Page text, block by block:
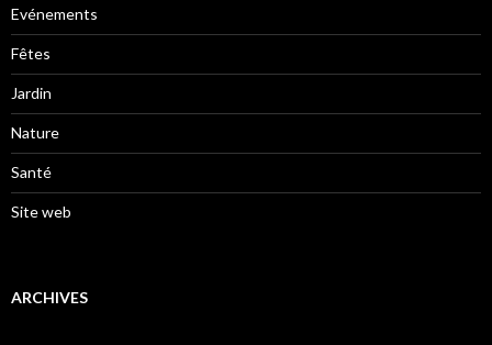
Evénements
Fêtes
Jardin
Nature
Santé
Site web
ARCHIVES